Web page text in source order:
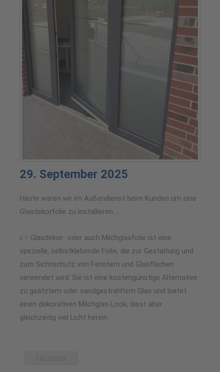
29. September 2025
Heute waren wir im Außendienst beim Kunden um eine
Glasdekorfolie zu installieren….
👉 Glasdekor- oder auch Milchglasfolie ist eine
spezielle, selbstklebende Folie, die zur Gestaltung und
zum Sichtschutz von Fenstern und Glasflächen
verwendet wird. Sie ist eine kostengünstige Alternative
zu geätztem oder sandgestrahltem Glas und bietet
einen dekorativen Milchglas-Look, lässt aber
gleichzeitig viel Licht herein.